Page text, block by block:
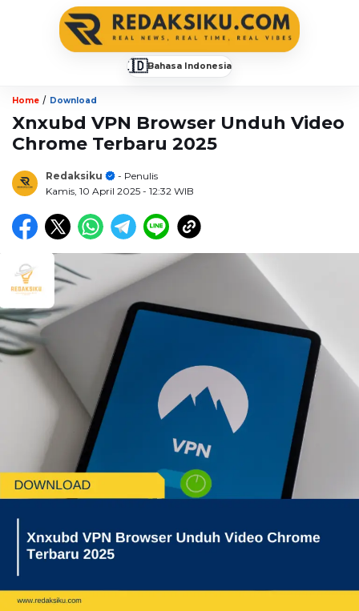
🇮🇩Bahasa Indonesia
Home / Download
Xnxubd VPN Browser Unduh Video
Chrome Terbaru 2025
Redaksiku
- Penulis
Kamis, 10 April 2025 - 12:32 WIB